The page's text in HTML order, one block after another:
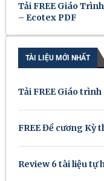
Tải FREE Giáo
– Ecotex PDF
TÀI LIỆU MỚI NHẤT
Tải FREE Giáo trình
FREE Đề cương Kỳ
Review 6 tài liệu tự